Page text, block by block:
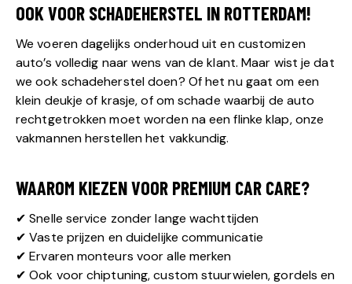
OOK VOOR SCHADEHERSTEL IN ROTTERDAM!
We voeren dagelijks onderhoud uit en customizen
auto’s volledig naar wens van de klant. Maar wist je dat
we ook schadeherstel doen? Of het nu gaat om een
klein deukje of krasje, of om schade waarbij de auto
rechtgetrokken moet worden na een flinke klap, onze
vakmannen herstellen het vakkundig.
WAAROM KIEZEN VOOR PREMIUM CAR CARE?
✔ Snelle service zonder lange wachttijden
✔ Vaste prijzen en duidelijke communicatie
✔ Ervaren monteurs voor alle merken
✔ Ook voor chiptuning, custom stuurwielen, gordels en